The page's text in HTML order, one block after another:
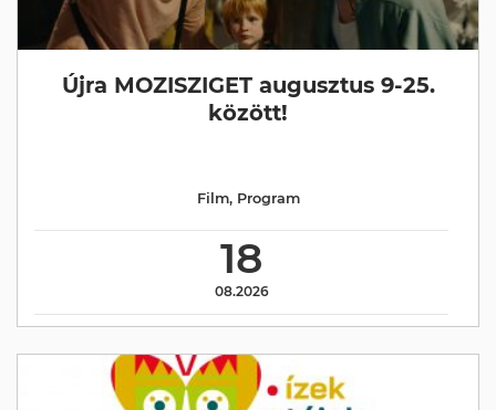
Újra MOZISZIGET augusztus 9-25.
között!
18
08.2026
Film, Program